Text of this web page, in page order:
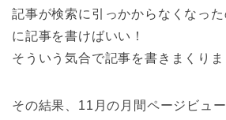
記事が検索に引っかからなくなっ
に記事を書けばいい！
そういう気合で記事を書きまくりま
その結果、11月の月間ページビュ